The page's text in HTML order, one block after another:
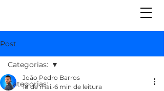
Post
Categorias:
Categorias:
João Pedro Barros
18 de mai. 6 min de leitura